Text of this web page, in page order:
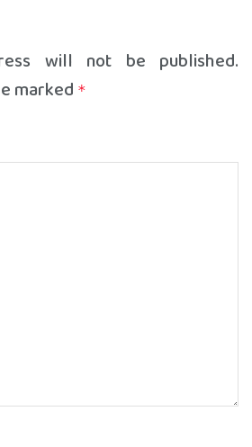
will not be published.
marked *